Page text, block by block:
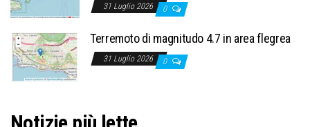
31 Luglio 2026 0
Terremoto di magnitudo 4.7 in area flegrea
31 Luglio 2026 0
Notizie più lette